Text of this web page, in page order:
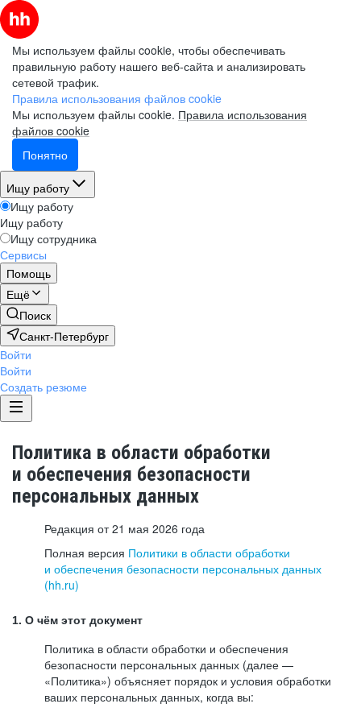
Мы используем файлы cookie, чтобы обеспечивать
правильную работу нашего веб-сайта и анализировать
сетевой трафик.
Правила использования файлов cookie
Мы используем файлы cookie. Правила использования
файлов cookie
Понятно
Ищу работу
Ищу работу
Ищу работу
Ищу сотрудника
Сервисы
Помощь
Ещё
Поиск
Санкт-Петербург
Войти
Войти
Создать резюме
Политика в области обработки
и обеспечения безопасности
персональных данных
Редакция от 21 мая 2026 года
Полная версия Политики в области обработки
и обеспечения безопасности персональных данных
(hh.ru)
1. О чём этот документ
Политика в области обработки и обеспечения
безопасности персональных данных (далее —
«Политика») объясняет порядок и условия обработки
ваших персональных данных, когда вы: